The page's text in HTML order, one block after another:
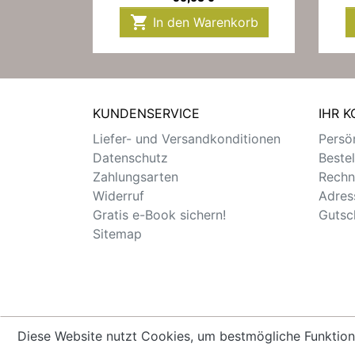
 In den Warenkorb
KUNDENSERVICE
Liefer- und Versandkonditionen
Datenschutz
Zahlungsarten
Widerruf
Gratis e-Book sichern!
Sitemap
IHR
Diese Website nutzt Cookies, um bestmögliche